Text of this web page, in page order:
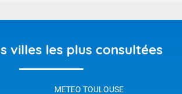
villes les plus consultées
METEO TOULOUSE